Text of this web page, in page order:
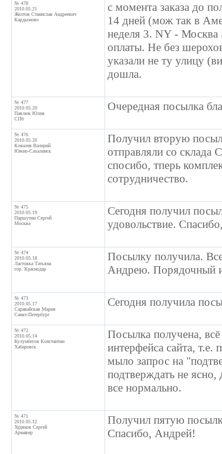
№ 478
2010.05.21
Желтов Станислав Андреевич
Кардымово
с момента заказа до
14 дней (мож так в
неделя 3. NY - Москва
оплаты. Не без
указали не ту улицу
дошла.
№ 477
2010.05.20
Павлюк Юлия
СПб
Очередная посылка
№ 476
2010.05.20
Ковалев Валерий
Южно-Сахалинск
Получил вторую
отправляли со
спосибо, тперь
сотрудничество.
№ 475
2010.05.19
Паршутин Сергей
Москва
Сегодня получил
удовольствие.
№ 474
2010.05.18
Ластовка Татьяна
гор. Краснодар
Посылку получила.
Андрею. Порядочный
№ 473
2010.05.17
Саравайская Мария
Санкт-Петербург
Сегодня получила
№ 472
2010.05.14
Кулумбегов Константин
Хабаровск
Посылка получена,
интерфейса сайта,
мыло запрос на
подтверждать не ясно,
все нормально.
№ 471
2010.05.12
Худяков Сергей
Армавир
Получил пятую
Спасибо, Андрей!